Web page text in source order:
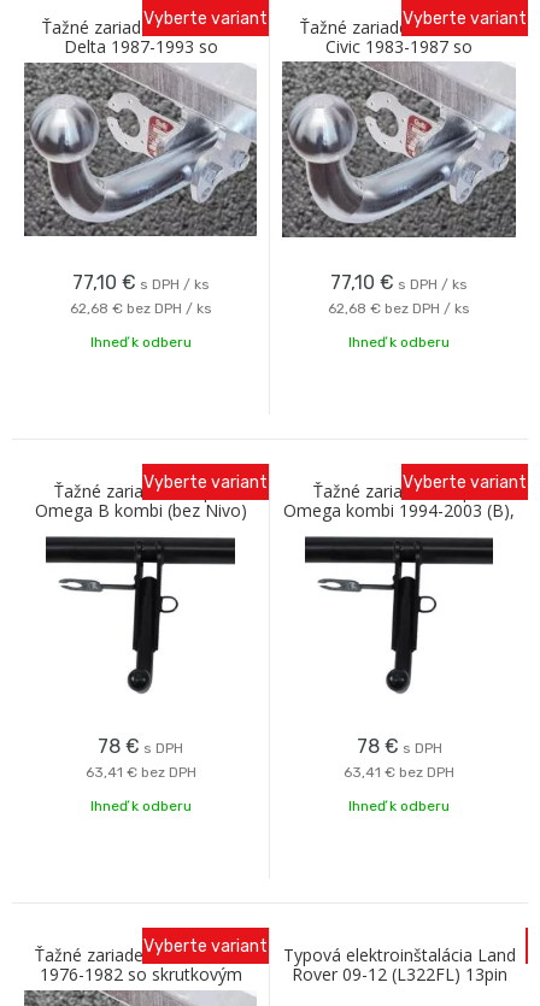
Ťažné zariadenie LANCIA
Delta 1987-1993 so
skrutkovým odnímaním A
Galia
77,10 € s DPH / ks
62,68 € bez DPH / ks
Vyberte variant
Ihneď k odberu
Ťažné zariadenie HONDA
Civic 1983-1987 so
skrutkovým odnímaním A
Galia
77,10 € s DPH / ks
62,68 € bez DPH / ks
Vyberte variant
Ihneď k odberu
Ťažné zariadenie Opel
Omega B kombi (bez Nivo)
78 € s DPH
63,41 € bez DPH
Vyberte variant
Ihneď k odberu
Ťažné zariadenie Opel
Omega kombi 1994-2003 (B),
pevný svár, Westfalia
78 € s DPH
63,41 € bez DPH
Vyberte variant
Ihneď k odberu
Ťažné zariadenie AUDI 100
1976-1982 so skrutkovým
odnímaním A Galia
Vyberte variant
Typová elektroinštalácia Land
Rover 09-12 (L322FL) 13pin